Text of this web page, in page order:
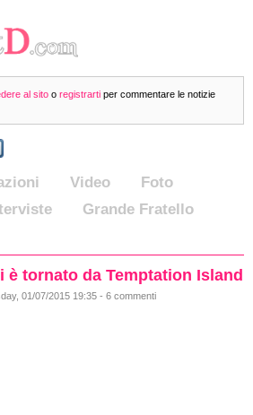
al sito o registrarti per commentare le notizie
Video
Foto
Grande Fratello
è tornato da Temptation Island
01/07/2015 19:35 - 6 commenti